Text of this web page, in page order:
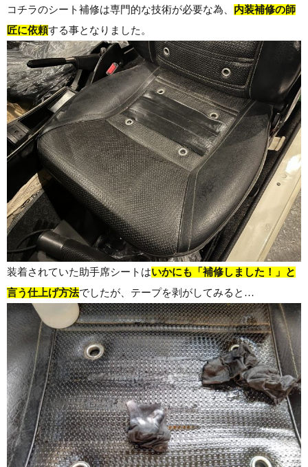
コチラのシート補修は専門的な技術が必要な為、 内装補修の師
匠に依頼する事となりました。
装着されていた助手席シートはいかにも「補修しました！」と
言う仕上げ方法でしたが、テープを剥がしてみると…